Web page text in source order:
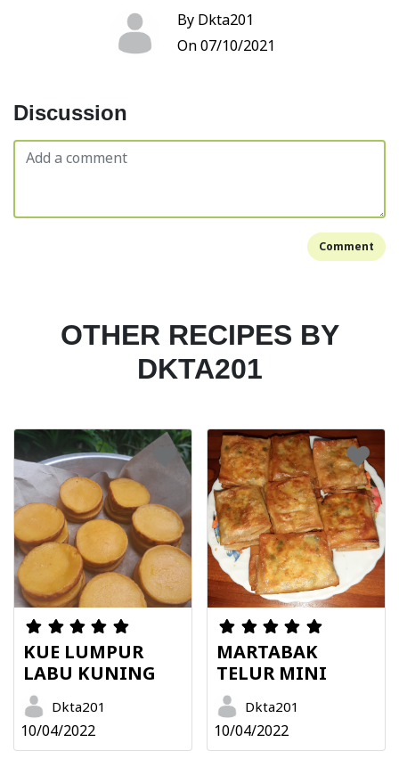
By Dkta201
On 07/10/2021
Discussion
Comment
OTHER RECIPES BY
DKTA201
KUE LUMPUR
LABU KUNING
Dkta201
10/04/2022
MARTABAK
TELUR MINI
Dkta201
10/04/2022